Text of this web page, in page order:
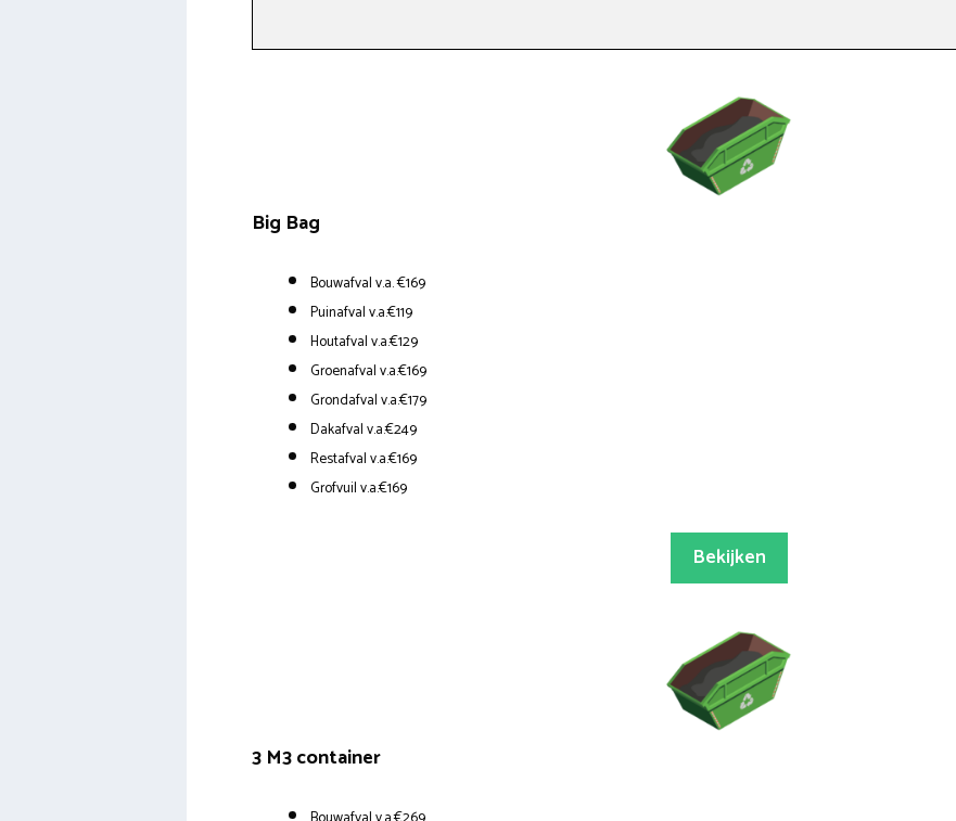
Big Bag
Bouwafval v.a. €169
Puinafval v.a.€119
Houtafval v.a.€129
Groenafval v.a.€169
Grondafval v.a.€179
Dakafval v.a.€249
Restafval v.a.€169
Grofvuil v.a.€169
Bekijken
3 M3 container